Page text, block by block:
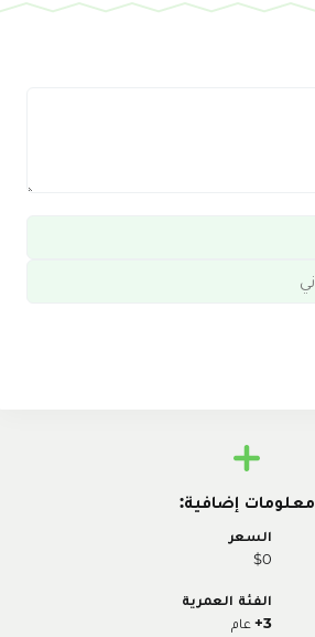
معلومات إضافية:
السعر
$0
الفئة العمرية
3+ عام